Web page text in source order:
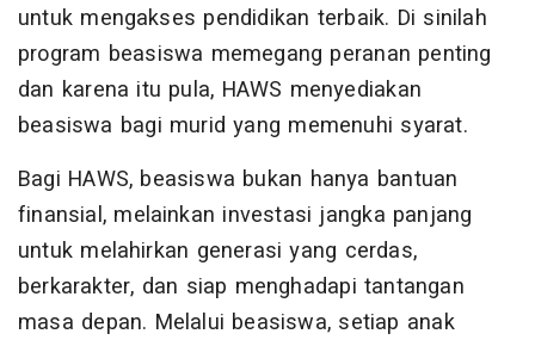
untuk mengakses pendidikan terbaik. Di sinilah
program beasiswa memegang peranan penting
dan karena itu pula, HAWS menyediakan
beasiswa bagi murid yang memenuhi syarat.
Bagi HAWS, beasiswa bukan hanya bantuan
finansial, melainkan investasi jangka panjang
untuk melahirkan generasi yang cerdas,
berkarakter, dan siap menghadapi tantangan
masa depan. Melalui beasiswa, setiap anak